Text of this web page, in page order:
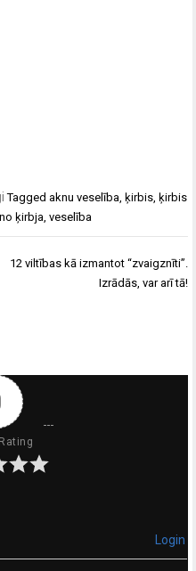
Taggedaknu veselība ,ķirbis ,ķirbis
ķirbja ,veselība
12 viltības kā izmantot “zvaigznīti”.
Izrādās, var arī tā!
Login